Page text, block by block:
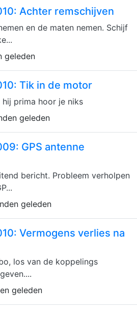
Achter remschijven
en de maten nemen. Schijf
geleden
Tik in de motor
prima hoor je niks
geleden
GPS antenne
bericht. Probleem verholpen
geleden
Vermogens verlies na
los van de koppelings
geleden